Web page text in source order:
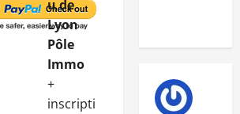
u de
Lyon
Pôle
Immo
+
inscripti